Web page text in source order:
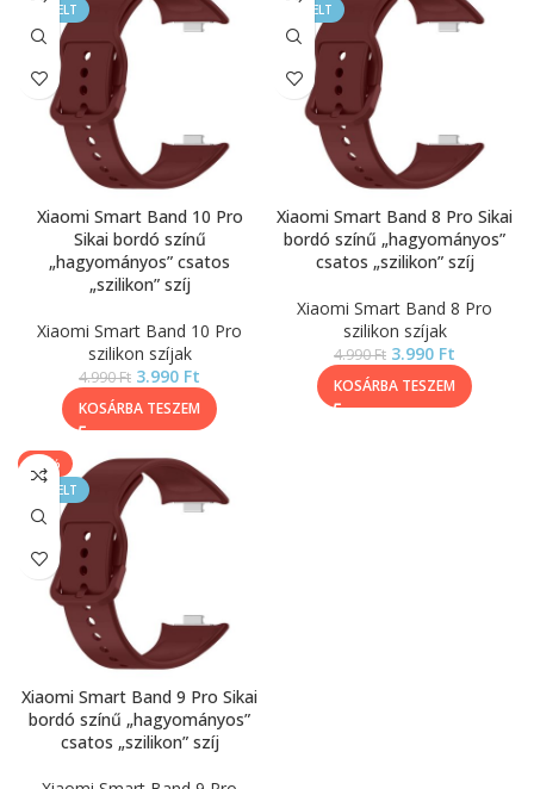
KIEMELT
Xiaomi Smart Band 10 Pro
Sikai bordó színű
„hagyományos” csatos
„szilikon” szíj
Xiaomi Smart Band 10 Pro
szilikon szíjak
4.990Ft 3.990 Ft
KOSÁRBA TESZEM
KIEMELT
Xiaomi Smart Band 8 Pro Sikai
bordó színű „hagyományos”
csatos „szilikon” szíj
Xiaomi Smart Band 8 Pro
szilikon szíjak
4.990Ft 3.990 Ft
KOSÁRBA TESZEM
-20%
KIEMELT
Xiaomi Smart Band 9 Pro Sikai
bordó színű „hagyományos”
csatos „szilikon” szíj